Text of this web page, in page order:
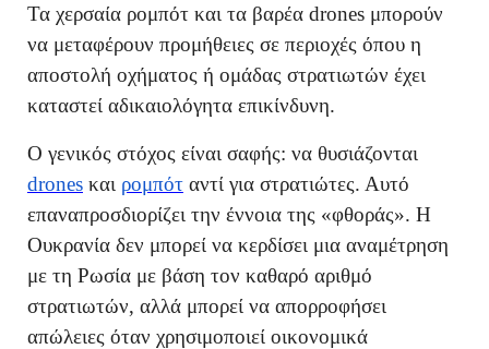
Τα χερσαία ρομπότ και τα βαρέα drones μπορούν
να μεταφέρουν προμήθειες σε περιοχές όπου η
αποστολή οχήματος ή ομάδας στρατιωτών έχει
καταστεί αδικαιολόγητα επικίνδυνη.
Ο γενικός στόχος είναι σαφής: να θυσιάζονται
drones και ρομπότ αντί για στρατιώτες. Αυτό
επαναπροσδιορίζει την έννοια της «φθοράς». Η
Ουκρανία δεν μπορεί να κερδίσει μια αναμέτρηση
με τη Ρωσία με βάση τον καθαρό αριθμό
στρατιωτών, αλλά μπορεί να απορροφήσει
απώλειες όταν χρησιμοποιεί οικονομικά